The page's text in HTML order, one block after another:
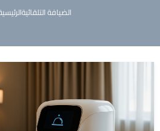
الضيافة التلقائية